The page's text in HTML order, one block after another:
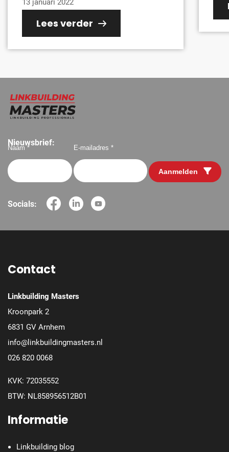
Lees verder
Nieuwsbrief:
Naam * E-mailadres *
Aanmelden
Socials:
Contact
Linkbuilding Masters
Kroonpark 2
6831 GV Arnhem
info@linkbuildingmasters.nl
026 820 0068
KVK: 72035552
BTW: NL858956512B01
Informatie
Linkbuilding blog